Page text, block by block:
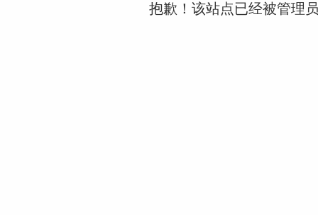
抱歉！该站点已经被管理